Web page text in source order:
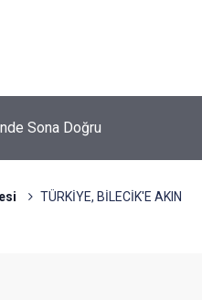
Sona Doğru
TÜRKİYE, BİLECİK'E AKIN